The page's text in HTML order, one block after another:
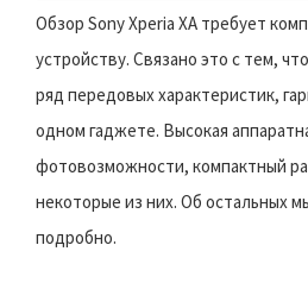
Обзор Sony Xperia XA требует
устройству. Связано это с тем,
ряд передовых характеристик,
одном гаджете. Высокая
фотовозможности, компактный
некоторые из них. Об остальных
подробно.